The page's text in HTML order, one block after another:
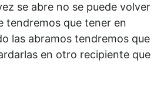
se abre no se puede volver
tendremos que tener en
las abramos tendremos que
en otro recipiente que